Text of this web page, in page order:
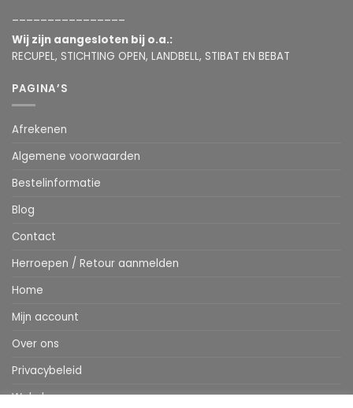
Wij zijn aangesloten bij o.a.:
RECUPEL, STICHTING OPEN, LANDBELL, STIBAT EN BEBAT
PAGINA’S
Afrekenen
Algemene voorwaarden
Bestelinformatie
Blog
Contact
Herroepen / Retour aanmelden
Home
Mijn account
Over ons
Privacybeleid
Webshop